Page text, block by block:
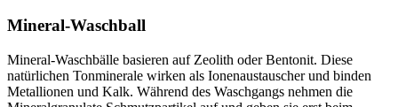
Mineral-Waschball
Mineral-Waschbälle basieren auf Zeolith oder Bentonit. Diese
natürlichen Tonminerale wirken als Ionenaustauscher und binden
Metallionen und Kalk. Während des Waschgangs nehmen die